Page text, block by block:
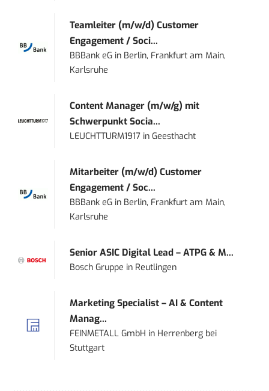
Teamleiter (m/w/d) Customer
Engagement / Soci...
BBBank eG in Berlin, Frankfurt am Main,
Karlsruhe
Content Manager (m/w/g) mit
Schwerpunkt Socia...
LEUCHTTURM1917 inGeesthacht
Mitarbeiter (m/w/d) Customer
Engagement / Soc...
BBBank eG in Berlin, Frankfurt am Main,
Karlsruhe
Senior ASIC Digital Lead – ATPG & M...
Bosch Gruppe in Reutlingen
Marketing Specialist – AI & Content
Manag...
FEINMETALL GmbH in Herrenberg bei
Stuttgart